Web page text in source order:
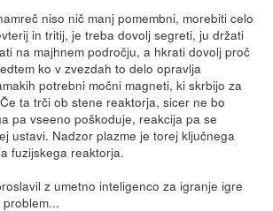
niso nič manj pomembni, morebiti celo
in tritij, je treba dovolj segreti, ju držati
na majhnem področju, a hkrati dovolj proč
ko v zvezdah to delo opravlja
potrebni močni magneti, ki skrbijo za
ta trči ob stene reaktorja, sicer ne bo
pa vseeno poškoduje, reakcija pa se
ustavi. Nadzor plazme je torej ključnega
fuzijskega reaktorja.
z umetno inteligenco za igranje igre